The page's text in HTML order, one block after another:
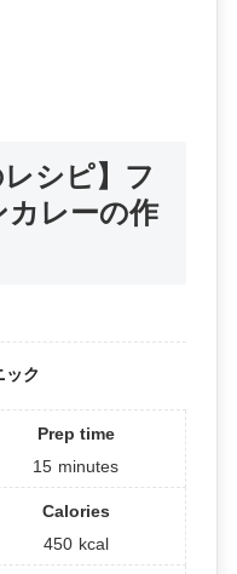
レシピ】フ
カレーの作
ック
Prep time
15 minutes
Calories
450 kcal